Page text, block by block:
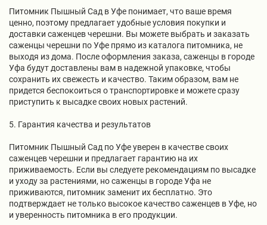
Питомник Пышный Сад в Уфе понимает, что ваше время
ценно, поэтому предлагает удобные условия покупки и
доставки саженцев черешни. Вы можете выбрать и заказать
саженцы черешни по Уфе прямо из каталога питомника, не
выходя из дома. После оформления заказа, саженцы в городе
Уфа будут доставлены вам в надежной упаковке, чтобы
сохранить их свежесть и качество. Таким образом, вам не
придется беспокоиться о транспортировке и можете сразу
приступить к высадке своих новых растений.
5. Гарантия качества и результатов
Питомник Пышный Сад по Уфе уверен в качестве своих
саженцев черешни и предлагает гарантию на их
приживаемость. Если вы следуете рекомендациям по высадке
и уходу за растениями, но саженцы в городе Уфа не
приживаются, питомник заменит их бесплатно. Это
подтверждает не только высокое качество саженцев в Уфе, но
и уверенность питомника в его продукции.